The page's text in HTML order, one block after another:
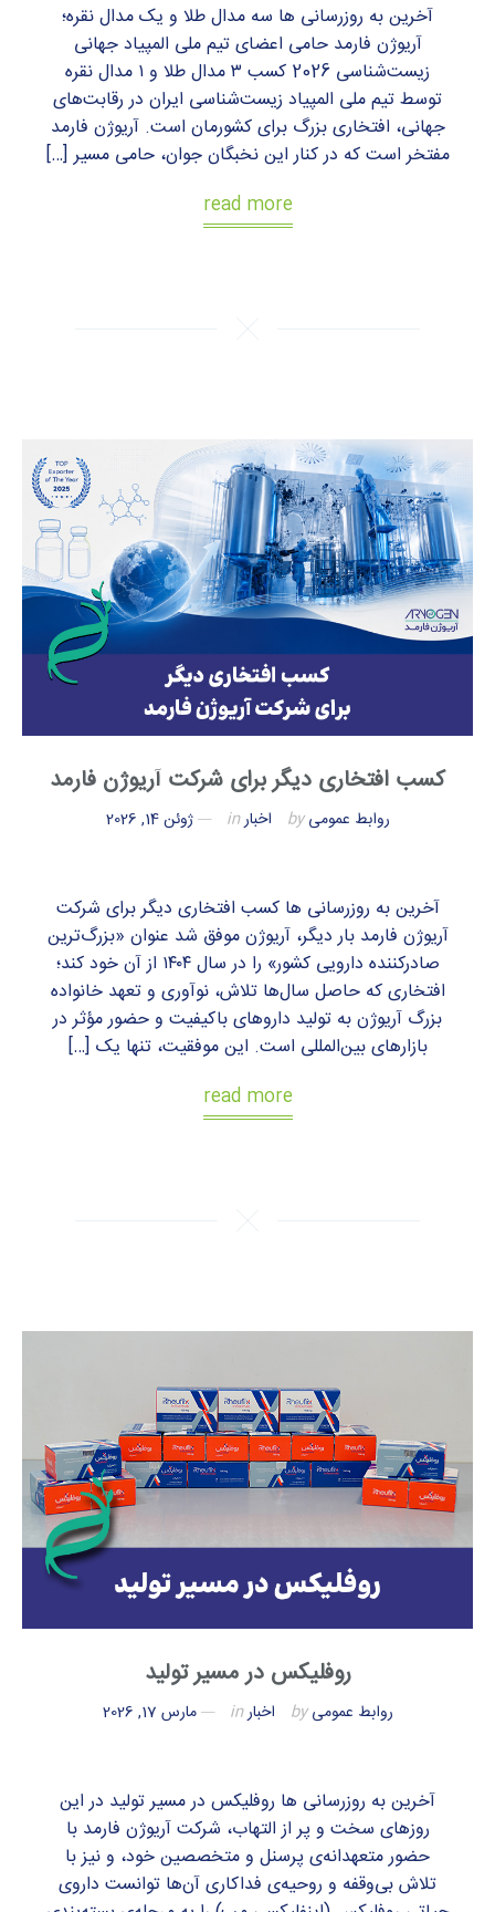
آخرین به روزرسانی ها سه مدال طلا و یک مدال نقره؛
آریوژن فارمد حامی اعضای تیم ملی المپیاد جهانی
زیست‌شناسی 2026 کسب ۳ مدال طلا و ۱ مدال نقره
توسط تیم ملی المپیاد زیست‌شناسی ایران در رقابت‌های
جهانی، افتخاری بزرگ برای کشورمان است. آریوژن فارمد
مفتخر است که در کنار این نخبگان جوان، حامی مسیر […]
read more
کسب افتخاری دیگر برای شرکت آریوژن فارمد
روابط عمومیby اخبارin ژوئن 14, 2026
آخرین به روزرسانی ها کسب افتخاری دیگر برای شرکت
آریوژن فارمد بار دیگر، آریوژن موفق شد عنوان «بزرگ‌ترین
صادرکننده دارویی کشور» را در سال ۱۴۰۴ از آن خود کند؛
افتخاری که حاصل سال‌ها تلاش، نوآوری و تعهد خانواده
بزرگ آریوژن به تولید داروهای باکیفیت و حضور مؤثر در
بازارهای بین‌المللی است. این موفقیت، تنها یک […]
read more
روفلیکس در مسیر تولید
روابط عمومیby اخبارin مارس 17, 2026
آخرین به روزرسانی ها روفلیکس در مسیر تولید در این
روزهای سخت و پر از التهاب، شرکت آریوژن فارمد با
حضور متعهدانه‌ی پرسنل و متخصصین خود، و نیز با
تلاش بی‌وقفه و روحیه‌ی فداکاری آن‌ها توانست داروی